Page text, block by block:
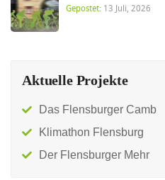
Gepostet: 13 Juli, 2026
Aktuelle Projekte
Das Flensburger Camb
Klimathon Flensburg
Der Flensburger Mehr